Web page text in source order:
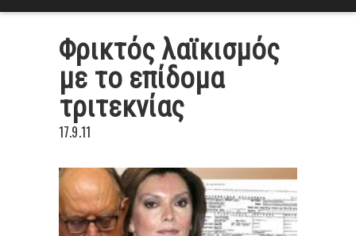
Φρικτός λαϊκισμός
με το επίδομα
τριτεκνίας
17.9.11